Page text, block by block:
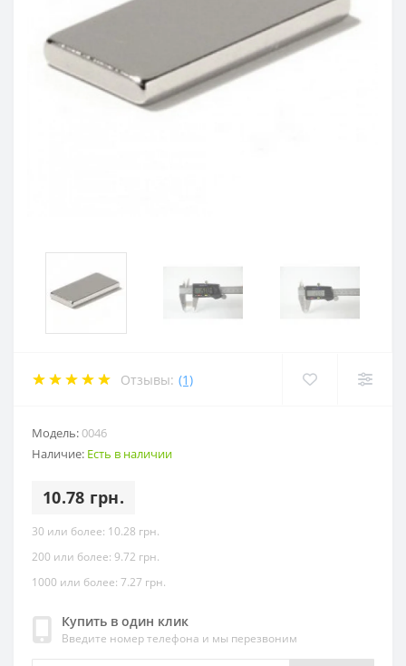
Отзывы: (1)
Модель:0046
Наличие: Есть в наличии
10.78 грн.
30 или более: 10.28 грн.
200 или более: 9.72 грн.
1000 или более: 7.27 грн.
Купить в один клик
Введите номер телефона и мы перезвоним